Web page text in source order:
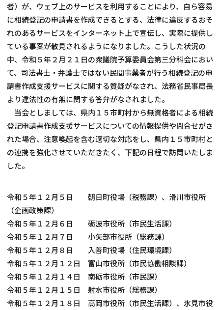
者）が、ウェブ上のサービスを利用することにより、自ら容易
に相続登記の申請書を作成できるとする、法律に違反するおそ
れのあるサービスをインターネット上で宣伝し、実際に提供し
ている事案が散見されるようになりました。こうした状況の
中、令和５年２月２１日の衆議院予算委員会第三分科会におい
て、司法書士・弁護士ではない民間事業者が行う相続登記の申
請書作成支援サービスに関する質疑がなされ、法務省民事局長
より違法性の有無に関する答弁がなされました。
当会としましては、県内１５市町村から無資格者による相続
登記申請書作成支援サービスについての情報提供や問合せがさ
れた場合、注意喚起を含む適切な対応をし、県内１５市町村と
の連携を強化させていただきたく、下記の日程で訪問いたしま
した。
令和５年１２月５日 朝日町役場（税務課）、滑川市役所
（企画政策課）
令和５年１２月６日 砺波市役所（市民生活課）
令和５年１２月７日 小矢部市役所（総務課）
令和５年１２月８日 入善町役場（住民環境課）
令和５年１２月１２日 富山市役所（市民協働相談課）
令和５年１２月１４日 南砺市役所（市民課）
令和５年１２月１５日 射水市役所（総務課）
令和５年１２月１８日 高岡市役所（市民生活課）、氷見市役